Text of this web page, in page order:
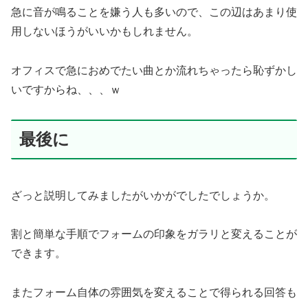
急に音が鳴ることを嫌う人も多いので、この辺はあまり使
用しないほうがいいかもしれません。
オフィスで急におめでたい曲とか流れちゃったら恥ずかし
いですからね、、、ｗ
最後に
ざっと説明してみましたがいかがでしたでしょうか。
割と簡単な手順でフォームの印象をガラリと変えることが
できます。
またフォーム自体の雰囲気を変えることで得られる回答も